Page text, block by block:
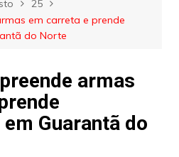
25
em carreta e prende
do Norte
armas
Guarantã do